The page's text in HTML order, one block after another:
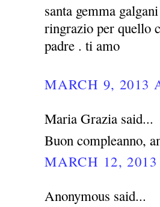
santa gemma
ringrazio per quello
padre . ti amo
MARCH 9, 2013
Maria Grazia said...
Buon compleanno,
MARCH 12,
Anonymous said...